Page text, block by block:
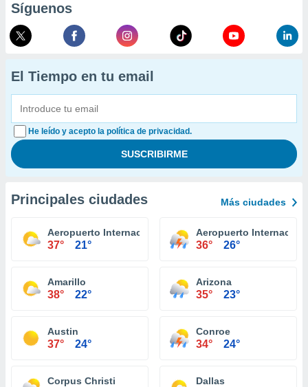
Síguenos
El Tiempo en tu email
He leído y acepto la política de privacidad.
Principales ciudades Más ciudades
Aeropuerto Internacional El Paso
37° 21°
Aeropuerto
36° 26°
Amarillo
38° 22°
Arizona
35° 23°
Austin
37° 24°
Conroe
34° 24°
Corpus Christi Dallas